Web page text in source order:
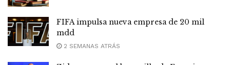
FIFA impulsa nueva empresa de 20 mil
mdd
2 SEMANAS ATRÁS